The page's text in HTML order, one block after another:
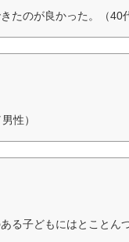
たのが良かった。（40
性）
る子どもにはとことん